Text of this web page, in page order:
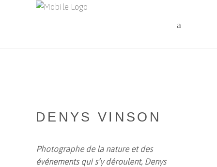
DENYS VINSON
Photographe de la nature et des
événements qui s’y déroulent, Denys